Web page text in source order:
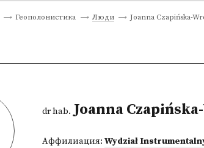
Геополонистика Люди Joanna Czapińska-
dr hab. Joanna
Аффилиация: Wydział